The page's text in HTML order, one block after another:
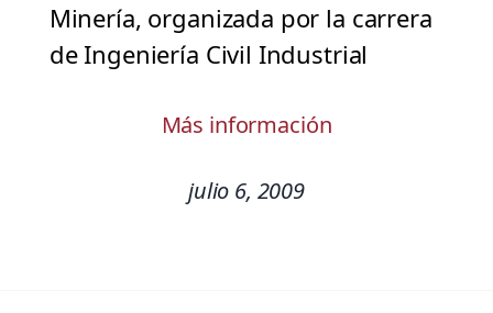
Minería, organizada por la carrera
de Ingeniería Civil Industrial
Más información
julio 6, 2009